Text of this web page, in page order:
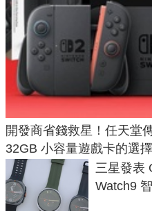
開發商省錢救星！任天堂
32GB 小容量遊戲卡的選擇
三星發表
Watch9